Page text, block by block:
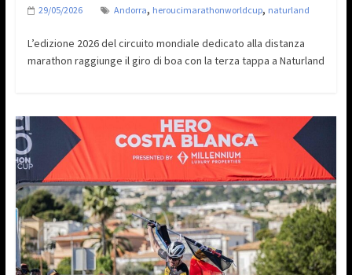
29/05/2026 Andorra, heroucimarathonworldcup, naturland
L’edizione 2026 del circuito mondiale dedicato alla distanza
marathon raggiunge il giro di boa con la terza tappa a Naturland